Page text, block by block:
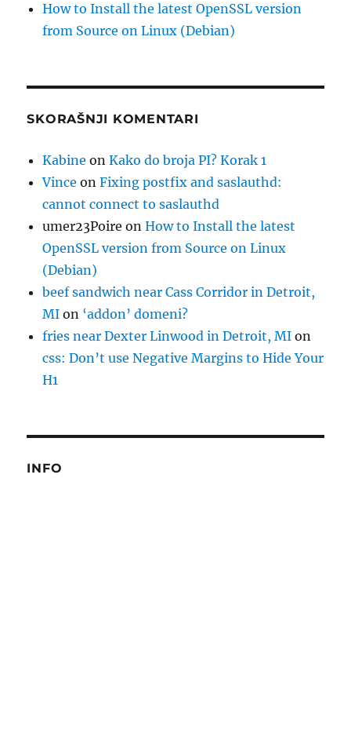
How to Install the latest OpenSSL version
from Source on Linux (Debian)
SKORAŠNJI KOMENTARI
Kabine onKako do broja PI? Korak 1
Vince onFixing postfix and saslauthd:
cannot connect to saslauthd
umer23Poire onHow to Install the latest
OpenSSL version from Source on Linux
(Debian)
beef sandwich near Cass Corridor in Detroit,
MI on ‘addon’ domeni?
fries near Dexter Linwood in Detroit, MI on
css: Don’t use Negative Margins to Hide Your
H1
INFO